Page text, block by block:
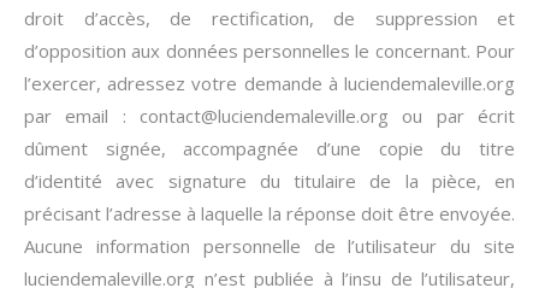
droit d’accès, de rectification, de suppression et
d’opposition aux données personnelles le concernant. Pour
l’exercer, adressez votre demande à luciendemaleville.org
par email : contact@luciendemaleville.org ou par écrit
dûment signée, accompagnée d’une copie du titre
d’identité avec signature du titulaire de la pièce, en
précisant l’adresse à laquelle la réponse doit être envoyée.
Aucune information personnelle de l’utilisateur du site
luciendemaleville.org n’est publiée à l’insu de l’utilisateur,